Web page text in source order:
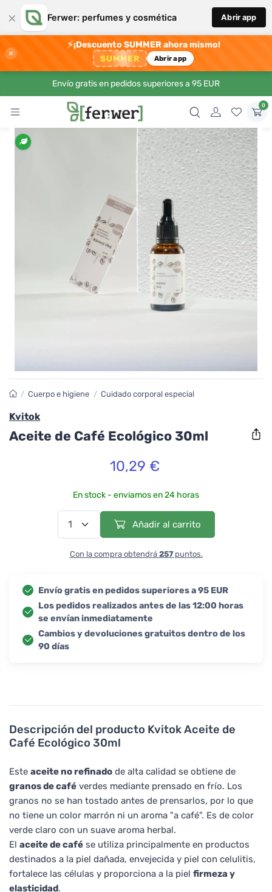
× Ferwer: perfumes y cosmética Abrir app
×
⚡¡Descuento SUMMER ahora mismo!
SUMMER Abrir app
Envío gratis en pedidos superiores a 95 EUR
0
Descripción del producto Kvitok Aceite de
Café Ecológico 30ml
Este aceite no refinado de alta calidad se obtiene de
granos de café verdes mediante prensado en frío. Los
granos no se han tostado antes de prensarlos, por lo que
no tiene un color marrón ni un aroma "a café". Es de color
verde claro con un suave aroma herbal.
El aceite de café se utiliza principalmente en productos
destinados a la piel dañada, envejecida y piel con celulitis,
fortalece las células y proporciona a la piel firmeza y
elasticidad.
/ Cuerpo e higiene / Cuidado corporal especial
Kvitok
Aceite de Café Ecológico 30ml
10,29 €
En stock - enviamos en 24 horas
Añadir al carrito
Con la compra obtendrá 257puntos.
Envío gratis en pedidos superiores a 95 EUR
Los pedidos realizados antes de las 12:00 horas
se envían inmediatamente
Cambios y devoluciones gratuitos dentro de los
90 días